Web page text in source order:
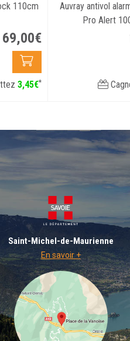
110cm
69,00€
3,45€*
Auvray antivol
Pro Alert
Saint-Michel-de-Maurienne
En savoir +